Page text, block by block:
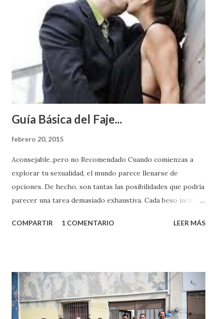
Guía Básica del Faje...
febrero 20, 2015
Aconsejable..pero no Recomendado Cuando comienzas a
explorar tu sexualidad, el mundo parece llenarse de
opciones. De hecho, son tantas las posibilidades que podría
parecer una tarea demasiado exhaustiva. Cada beso incita
partes de ti que jamás hubieras imaginado. El problema es
conoces ni la mitad de lo que deberías saber. Pero incluso
quienes ya han tenido relaciones sexuales no son expertos
o expertas en el tema. Siempre hay algo nuevo que
COMPARTIR 1 COMENTARIO LEER MÁS